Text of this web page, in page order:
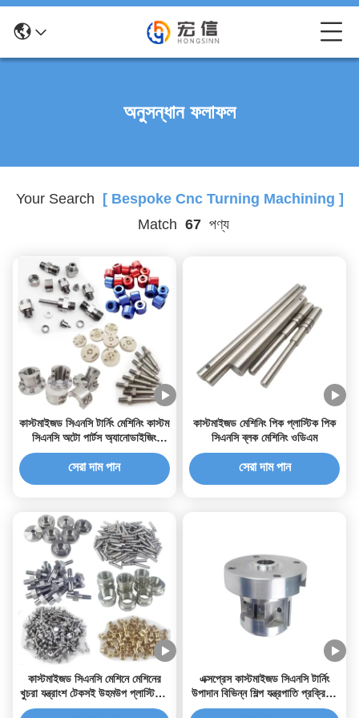
অনুসন্ধান ফলাফল
Your Search [ Bespoke Cnc Turning Machining ]
Match 67 পণ্য
কাস্টমাইজড সিএনসি টার্নিং মেশিনিং কাস্টম
সিএনসি অটো পার্টস অ্যানোডাইজিং
পলিশিং
সেরা দাম পান
কাস্টমাইজড মেশিনিং পিক প্লাস্টিক পিক
সিএনসি ব্লক মেশিনিং ওডিএম
সেরা দাম পান
কাস্টমাইজড সিএনসি মেশিনে মেশিনের
খুচরা যন্ত্রাংশ টেকসই উহমউপ প্লাস্টিকের
অংশ
এক্সপ্রেস কাস্টমাইজড সিএনসি টার্নিং
উপাদান বিভিন্ন শিল্প যন্ত্রপাতি প্রক্রিয়ার
মধ্যে স্থায়িত্ব এবং নির্ভুলতা জন্য